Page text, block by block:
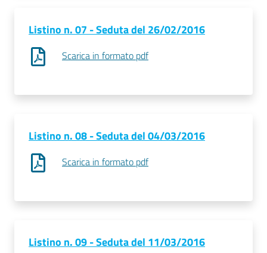
Listino n. 07 - Seduta del 26/02/2016
Scarica in formato pdf
Listino n. 08 - Seduta del 04/03/2016
Scarica in formato pdf
Listino n. 09 - Seduta del 11/03/2016